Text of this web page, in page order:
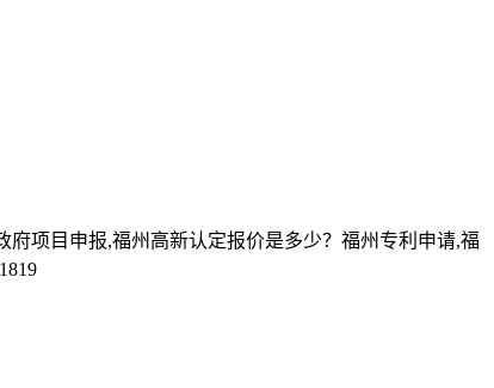
项目申报,福州高新认定报价是多少？福州专利申请,福